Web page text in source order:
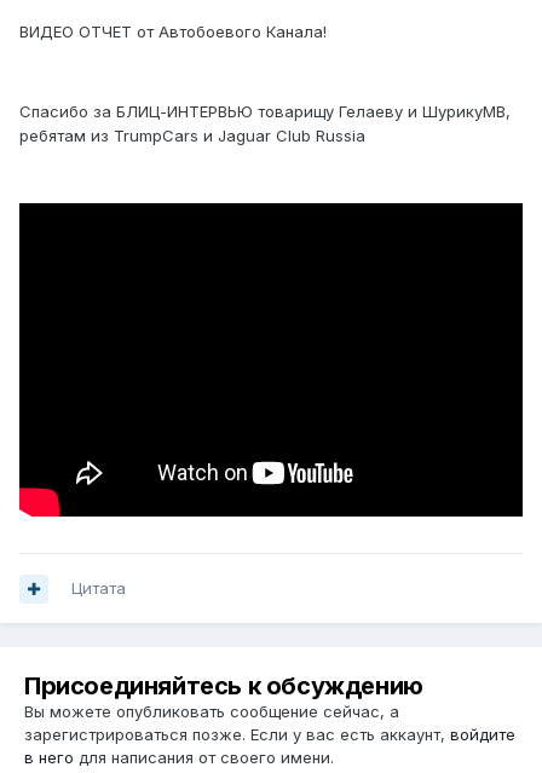
ВИДЕО ОТЧЕТ от Автобоевого Канала!
Спасибо за БЛИЦ-ИНТЕРВЬЮ товарищу Гелаеву и ШурикуMB,
ребятам из TrumpCars и Jaguar Club Russia
Цитата
Присоединяйтесь к обсуждению
Вы можете опубликовать сообщение сейчас, а
зарегистрироваться позже. Если у вас есть аккаунт, войдите
в него для написания от своего имени.